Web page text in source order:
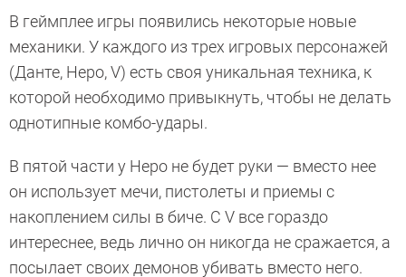
В геймплее игры появились некоторые новые
механики. У каждого из трех игровых персонажей
(Данте, Неро, V) есть своя уникальная техника, к
которой необходимо привыкнуть, чтобы не делать
однотипные комбо-удары.
В пятой части у Неро не будет руки — вместо нее
он использует мечи, пистолеты и приемы с
накоплением силы в биче. С V все гораздо
интереснее, ведь лично он никогда не сражается, а
посылает своих демонов убивать вместо него.